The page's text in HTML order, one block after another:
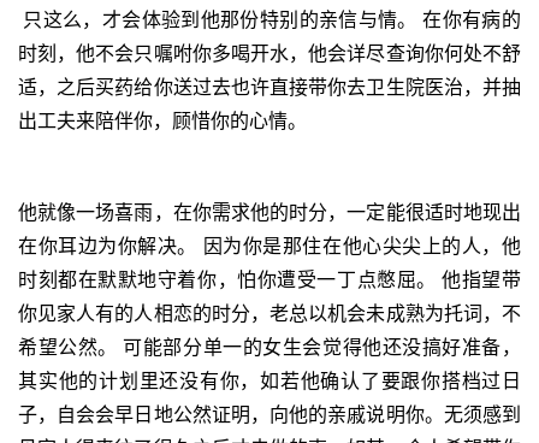
只这么，才会体验到他那份特别的亲信与情。 在你有病的
时刻，他不会只嘱咐你多喝开水，他会详尽查询你何处不舒
适，之后买药给你送过去也许直接带你去卫生院医治，并抽
出工夫来陪伴你，顾惜你的心情。
他就像一场喜雨，在你需求他的时分，一定能很适时地现出
在你耳边为你解决。 因为你是那住在他心尖尖上的人，他
时刻都在默默地守着你，怕你遭受一丁点憋屈。 他指望带
你见家人有的人相恋的时分，老总以机会未成熟为托词，不
希望公然。 可能部分单一的女生会觉得他还没搞好准备，
其实他的计划里还没有你，如若他确认了要跟你搭档过日
子，自会会早日地公然证明，向他的亲戚说明你。无须感到